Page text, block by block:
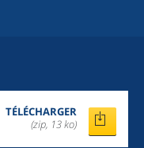
TÉLÉCHARGER
(zip, 13 ko)